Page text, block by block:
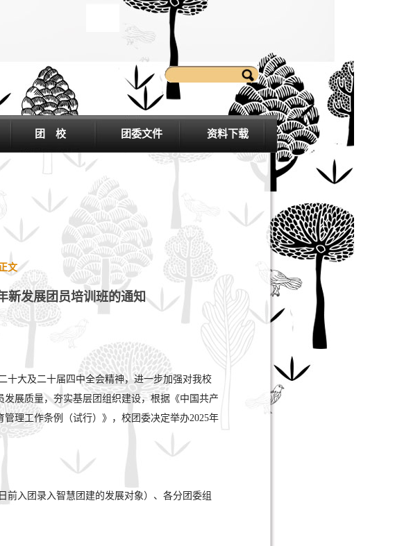
团 校 团委文件 资料下载
文
新发展团员培训班的通知
十大及二十届四中全会精神，进一步加强对我校
展质量，夯实基层团组织建设，根据《中国共产
理工作条例（试行）》，校团委决定举办2025年
前入团录入智慧团建的发展对象）、各分团委组